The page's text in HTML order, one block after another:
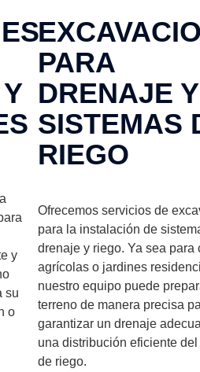
y
su
o
PARA
DRENAJE Y
SISTEMAS
RIEGO
Ofrecemos servicios de
para la instalación de
drenaje y riego. Ya sea para
agrícolas o jardines
nuestro equipo puede
terreno de manera precisa
garantizar un drenaje
una distribución eficiente del
de riego.